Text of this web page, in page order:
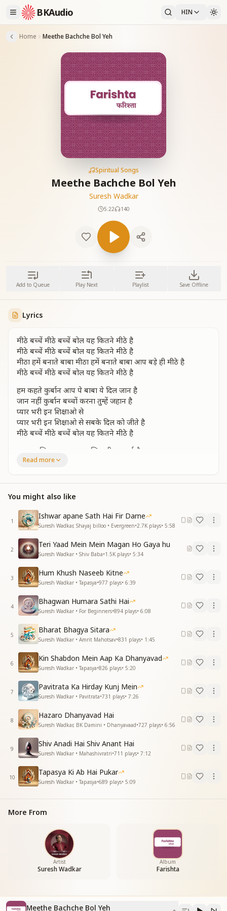
BKAudio HIN
Home Meethe Bachche Bol Yeh
Spiritual Songs
Meethe Bachche Bol Yeh
Suresh Wadkar
5:22 140
Add to Queue Play Next Playlist Save Offline
Lyrics
मीठे बच्चें मीठे बच्चें बोल यह कितने मीठे है
मीठे बच्चें मीठे बच्चें बोल यह कितने मीठे है
मीठा हमें बनाते बाबा मीठा हमें बनाते बाबा आप बड़े ही मीठे है
मीठे बच्चें मीठे बच्चें बोल यह कितने मीठे है
हम कहते कुर्बान आप पे बाबा ये दिल जान है
जान नहीं कुर्बान बच्चों करना तुम्हें जहान है
प्यार भरी इन शिक्षाओ से
प्यार भरी इन शिक्षाओ से सबके दिल को जीते है
मीठे बच्चें मीठे बच्चें बोल यह कितने मीठे है
हार चुन लिए खुशबू भर हर जिन्दगी महकाई है
नाच उठे है मन मयूर जब मुरली मधुर सुनाई है
इसी राग में भाग्य जगाना आपसे हम ही सीखें है
मीठे बच्चें मीठे बच्चें बोल यह कितने मीठे है
नाज़ उठाते हमें बिठाते आप तो अपने कंधों पर
याद प्यार दे करते नमस्ते बलि बलि जाते बच्चों पर
ऐसे प्यार का मधु रस पी के
ऐसे प्यार का मधु रस पी के सब रस लगते फीके है
मीठे बच्चें मीठे बच्चें बोल यह कितने मीठे है
मीठा हमें बनाते बाबा
मीठा हमें बनाते बाबा आप बड़े ही मीठे है
मीठे बच्चें मीठे बच्चें बोल यह कितने मीठे है
Read more
You might also like
1
Ishwar apane Sath Hai Fir Darne
Suresh Wadkar, Shayaj billoo • Evergreen•2.7K plays• 5:58
2
Teri Yaad Mein Mein Magan Ho Gaya hu
Suresh Wadkar • Shiv Baba•1.5K plays• 5:34
3
Hum Khush Naseeb Kitne
Suresh Wadkar • Tapasya•977 plays• 6:39
4
Bhagwan Humara Sathi Hai
Suresh Wadkar • For Beginners•894 plays• 6:08
5
Bharat Bhagya Sitara
Suresh Wadkar • Amrit Mahotsav•831 plays• 1:45
6
Kin Shabdon Mein Aap Ka Dhanyavad
Suresh Wadkar • Tapasya•826 plays• 5:20
7
Pavitrata Ka Hirday Kunj Mein
Suresh Wadkar • Pavitrata•731 plays• 7:26
8
Hazaro Dhanyavad Hai
Suresh Wadkar, BK Damini • Dhanyavaad•727 plays• 6:56
9
Shiv Anadi Hai Shiv Anant Hai
Suresh Wadkar • Mahashivratri•711 plays• 7:12
10
Tapasya Ki Ab Hai Pukar
Suresh Wadkar • Tapasya•689 plays• 5:09
More From
Artist
Suresh Wadkar
Album
Farishta
Meethe Bachche Bol Yeh